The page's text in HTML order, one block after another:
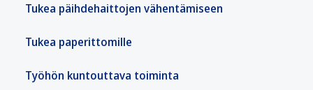
Tukea päihdehaittojen vähentämiseen
Tukea paperittomille
Työhön kuntouttava toiminta